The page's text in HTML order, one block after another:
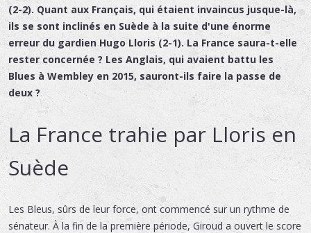
(2-2). Quant aux Français, qui étaient invaincus jusque-là,
ils se sont inclinés en Suède à la suite d'une énorme
erreur du gardien Hugo Lloris (2-1). La France saura-t-elle
rester concernée ? Les Anglais, qui avaient battu les
Blues à Wembley en 2015, sauront-ils faire la passe de
deux ?
La France trahie par Lloris en
Suède
Les Bleus, sûrs de leur force, ont commencé sur un rythme de
sénateur. À la fin de la première période, Giroud a ouvert le score